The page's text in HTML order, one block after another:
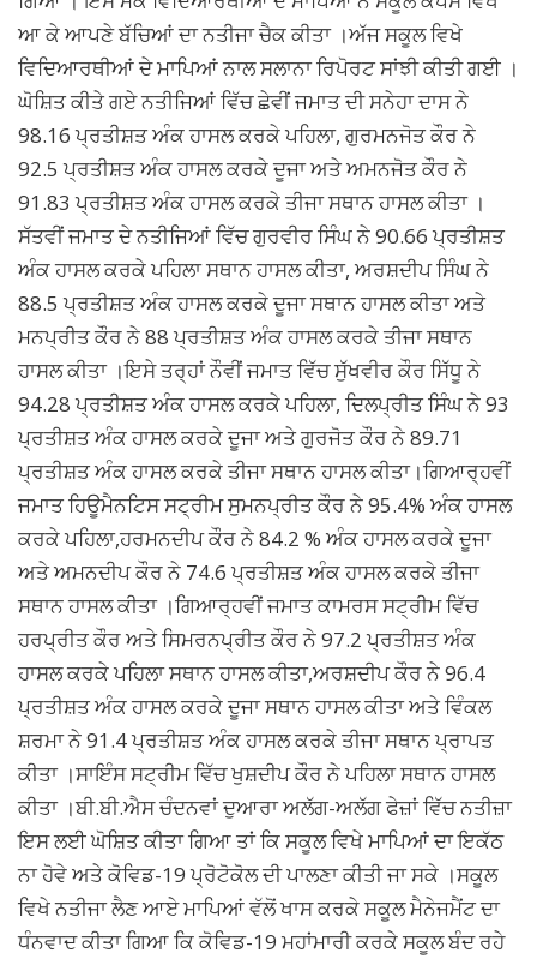
ਆ ਕੇ ਆਪਣੇ ਬੱਚਿਆਂ ਦਾ ਨਤੀਜਾ ਚੈਕ ਕੀਤਾ ।ਅੱਜ ਸਕੂਲ ਵਿਖੇ
ਵਿਦਿਆਰਥੀਆਂ ਦੇ ਮਾਪਿਆਂ ਨਾਲ ਸਲਾਨਾ ਰਿਪੋਰਟ ਸਾਂਝੀ ਕੀਤੀ ਗਈ ।
ਘੋਸ਼ਿਤ ਕੀਤੇ ਗਏ ਨਤੀਜਿਆਂ ਵਿੱਚ ਛੇਵੀਂ ਜਮਾਤ ਦੀ ਸਨੇਹਾ ਦਾਸ ਨੇ
98.16 ਪ੍ਰਤੀਸ਼ਤ ਅੰਕ ਹਾਸਲ ਕਰਕੇ ਪਹਿਲਾ, ਗੁਰਮਨਜੋਤ ਕੌਰ ਨੇ
92.5 ਪ੍ਰਤੀਸ਼ਤ ਅੰਕ ਹਾਸਲ ਕਰਕੇ ਦੂਜਾ ਅਤੇ ਅਮਨਜੋਤ ਕੌਰ ਨੇ
91.83 ਪ੍ਰਤੀਸ਼ਤ ਅੰਕ ਹਾਸਲ ਕਰਕੇ ਤੀਜਾ ਸਥਾਨ ਹਾਸਲ ਕੀਤਾ ।
ਸੱਤਵੀਂ ਜਮਾਤ ਦੇ ਨਤੀਜਿਆਂ ਵਿੱਚ ਗੁਰਵੀਰ ਸਿੰਘ ਨੇ 90.66 ਪ੍ਰਤੀਸ਼ਤ
ਅੰਕ ਹਾਸਲ ਕਰਕੇ ਪਹਿਲਾ ਸਥਾਨ ਹਾਸਲ ਕੀਤਾ, ਅਰਸ਼ਦੀਪ ਸਿੰਘ ਨੇ
88.5 ਪ੍ਰਤੀਸ਼ਤ ਅੰਕ ਹਾਸਲ ਕਰਕੇ ਦੂਜਾ ਸਥਾਨ ਹਾਸਲ ਕੀਤਾ ਅਤੇ
ਮਨਪ੍ਰੀਤ ਕੌਰ ਨੇ 88 ਪ੍ਰਤੀਸ਼ਤ ਅੰਕ ਹਾਸਲ ਕਰਕੇ ਤੀਜਾ ਸਥਾਨ
ਹਾਸਲ ਕੀਤਾ ।ਇਸੇ ਤਰ੍ਹਾਂ ਨੌਵੀਂ ਜਮਾਤ ਵਿੱਚ ਸੁੱਖਵੀਰ ਕੌਰ ਸਿੱਧੂ ਨੇ
94.28 ਪ੍ਰਤੀਸ਼ਤ ਅੰਕ ਹਾਸਲ ਕਰਕੇ ਪਹਿਲਾ, ਦਿਲਪ੍ਰੀਤ ਸਿੰਘ ਨੇ 93
ਪ੍ਰਤੀਸ਼ਤ ਅੰਕ ਹਾਸਲ ਕਰਕੇ ਦੂਜਾ ਅਤੇ ਗੁਰਜੋਤ ਕੌਰ ਨੇ 89.71
ਪ੍ਰਤੀਸ਼ਤ ਅੰਕ ਹਾਸਲ ਕਰਕੇ ਤੀਜਾ ਸਥਾਨ ਹਾਸਲ ਕੀਤਾ।ਗਿਆਰ੍ਹਵੀਂ
ਜਮਾਤ ਹਿਊਮੈਨਟਿਸ ਸਟ੍ਰੀਮ ਸੁਮਨਪ੍ਰੀਤ ਕੌਰ ਨੇ 95.4% ਅੰਕ ਹਾਸਲ
ਕਰਕੇ ਪਹਿਲਾ,ਹਰਮਨਦੀਪ ਕੌਰ ਨੇ 84.2 % ਅੰਕ ਹਾਸਲ ਕਰਕੇ ਦੂਜਾ
ਅਤੇ ਅਮਨਦੀਪ ਕੌਰ ਨੇ 74.6 ਪ੍ਰਤੀਸ਼ਤ ਅੰਕ ਹਾਸਲ ਕਰਕੇ ਤੀਜਾ
ਸਥਾਨ ਹਾਸਲ ਕੀਤਾ ।ਗਿਆਰ੍ਹਵੀਂ ਜਮਾਤ ਕਾਮਰਸ ਸਟ੍ਰੀਮ ਵਿੱਚ
ਹਰਪ੍ਰੀਤ ਕੌਰ ਅਤੇ ਸਿਮਰਨਪ੍ਰੀਤ ਕੌਰ ਨੇ 97.2 ਪ੍ਰਤੀਸ਼ਤ ਅੰਕ
ਹਾਸਲ ਕਰਕੇ ਪਹਿਲਾ ਸਥਾਨ ਹਾਸਲ ਕੀਤਾ,ਅਰਸ਼ਦੀਪ ਕੌਰ ਨੇ 96.4
ਪ੍ਰਤੀਸ਼ਤ ਅੰਕ ਹਾਸਲ ਕਰਕੇ ਦੂਜਾ ਸਥਾਨ ਹਾਸਲ ਕੀਤਾ ਅਤੇ ਵਿੰਕਲ
ਸ਼ਰਮਾ ਨੇ 91.4 ਪ੍ਰਤੀਸ਼ਤ ਅੰਕ ਹਾਸਲ ਕਰਕੇ ਤੀਜਾ ਸਥਾਨ ਪ੍ਰਾਪਤ
ਕੀਤਾ ।ਸਾਇੰਸ ਸਟ੍ਰੀਮ ਵਿੱਚ ਖੁਸ਼ਦੀਪ ਕੌਰ ਨੇ ਪਹਿਲਾ ਸਥਾਨ ਹਾਸਲ
ਕੀਤਾ ।ਬੀ.ਬੀ.ਐਸ ਚੰਦਨਵਾਂ ਦੁਆਰਾ ਅਲੱਗ-ਅਲੱਗ ਫੇਜ਼ਾਂ ਵਿੱਚ ਨਤੀਜ਼ਾ
ਇਸ ਲਈ ਘੋਸ਼ਿਤ ਕੀਤਾ ਗਿਆ ਤਾਂ ਕਿ ਸਕੂਲ ਵਿਖੇ ਮਾਪਿਆਂ ਦਾ ਇਕੱਠ
ਨਾ ਹੋਵੇ ਅਤੇ ਕੋਵਿਡ-19 ਪ੍ਰੋਟੋਕੋਲ ਦੀ ਪਾਲਣਾ ਕੀਤੀ ਜਾ ਸਕੇ ।ਸਕੂਲ
ਵਿਖੇ ਨਤੀਜਾ ਲੈਣ ਆਏ ਮਾਪਿਆਂ ਵੱਲੋਂ ਖਾਸ ਕਰਕੇ ਸਕੂਲ ਮੈਨੇਜਮੈਂਟ ਦਾ
ਧੰਨਵਾਦ ਕੀਤਾ ਗਿਆ ਕਿ ਕੋਵਿਡ-19 ਮਹਾਂਮਾਰੀ ਕਰਕੇ ਸਕੂਲ ਬੰਦ ਰਹੇ